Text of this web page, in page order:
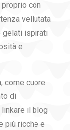
con
vellutata
gelati ispirati
e
come cuore
di
il blog
più ricche e